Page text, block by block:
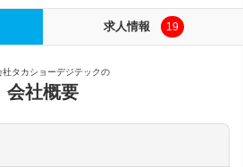
求人情報 19
社タカショーデジテックの
会社概要